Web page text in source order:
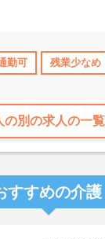
社会保険完備 交
勤可 残業少なめ
の別の求人の一
すすめの介